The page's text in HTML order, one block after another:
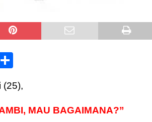
h
ar
e
(25),
MAU BAGAIMANA?”